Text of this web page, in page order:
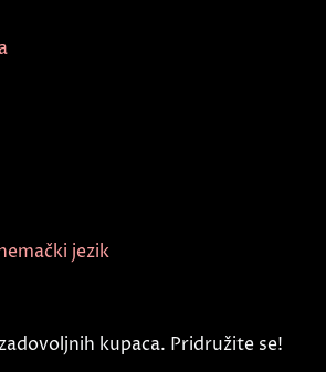
jezik
kupaca. Pridružite se!